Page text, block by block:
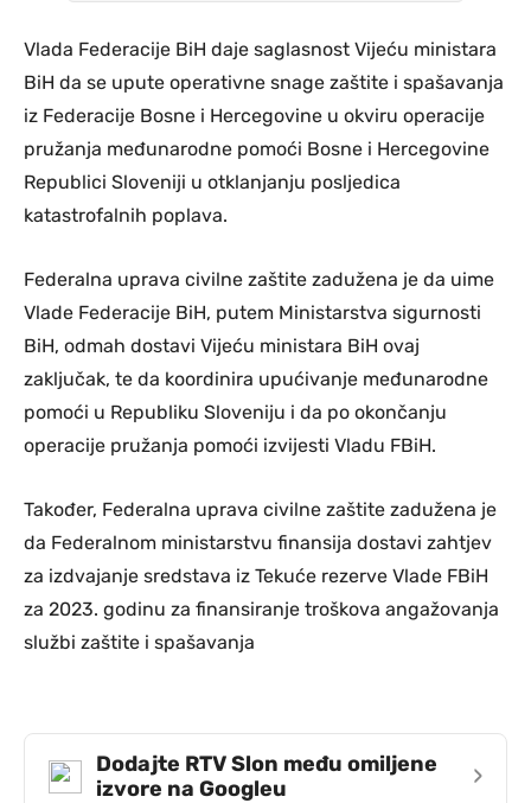
Vlada Federacije BiH daje saglasnost Vijeću ministara
BiH da se upute operativne snage zaštite i spašavanja
iz Federacije Bosne i Hercegovine u okviru operacije
pružanja međunarodne pomoći Bosne i Hercegovine
Republici Sloveniji u otklanjanju posljedica
katastrofalnih poplava.
Federalna uprava civilne zaštite zadužena je da uime
Vlade Federacije BiH, putem Ministarstva sigurnosti
BiH, odmah dostavi Vijeću ministara BiH ovaj
zaključak, te da koordinira upućivanje međunarodne
pomoći u Republiku Sloveniju i da po okončanju
operacije pružanja pomoći izvijesti Vladu FBiH.
Također, Federalna uprava civilne zaštite zadužena je
da Federalnom ministarstvu finansija dostavi zahtjev
za izdvajanje sredstava iz Tekuće rezerve Vlade FBiH
za 2023. godinu za finansiranje troškova angažovanja
službi zaštite i spašavanja
Dodajte RTV Slon među omiljene
izvore na Googleu
›